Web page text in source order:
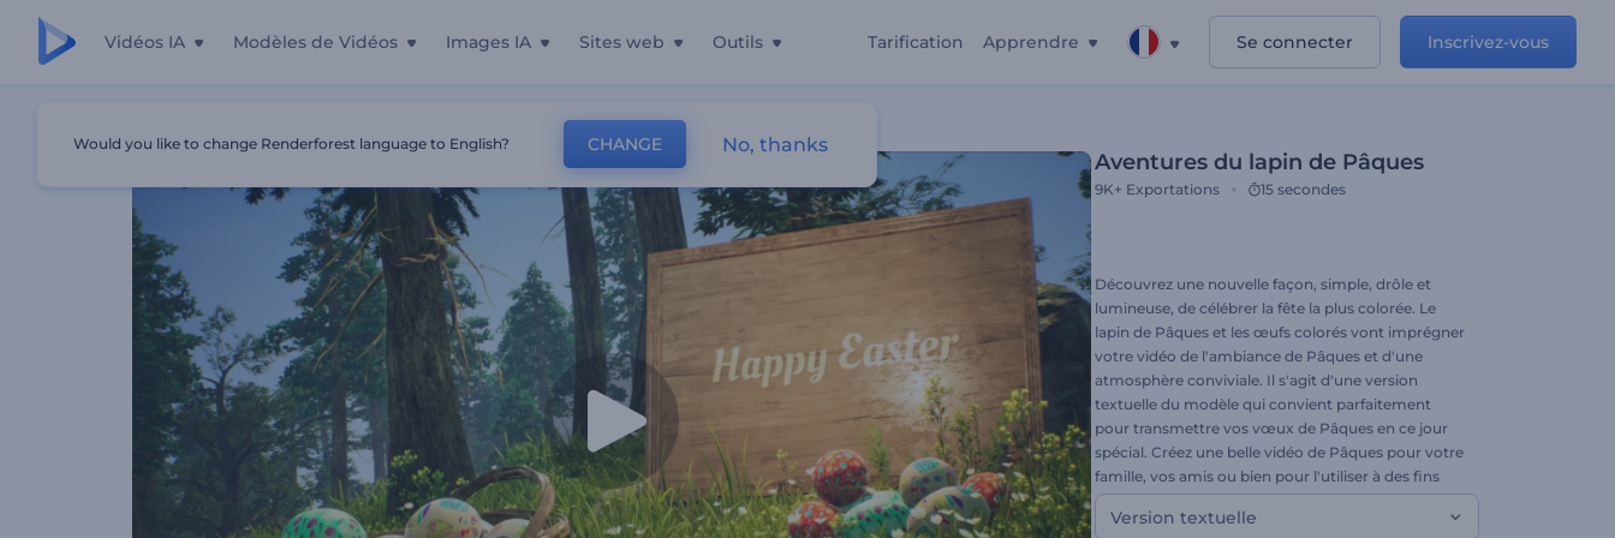
Vidéos IA Modèles de Vidéos Images IA Sites web Outils Tarification Apprendre Se connecter Inscrivez-vous
Aventures du lapin de Pâques
9K+ Exportations 15 secondes
Découvrez une nouvelle façon, simple, drôle et
lumineuse, de célébrer la fête la plus colorée. Le
lapin de Pâques et les œufs colorés vont imprégner
votre vidéo de l'ambiance de Pâques et d'une
atmosphère conviviale. Il s'agit d'une version
textuelle du modèle qui convient parfaitement
pour transmettre vos vœux de Pâques en ce jour
spécial. Créez une belle vidéo de Pâques pour votre
famille, vos amis ou bien pour l'utiliser à des fins
commerciales. Joyeuses Pâques !
Version textuelle
Would you like to change Renderforest language to English? CHANGE No, thanks